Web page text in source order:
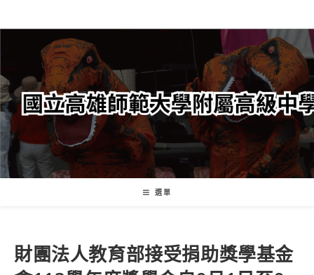
轉
要
內
容
選單
財團法人教育部接受捐助獎學基金